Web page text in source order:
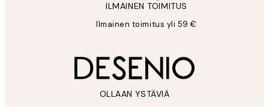
ILMAINEN TOIMITUS
Ilmainen toimitus yli 59 €
OLLAAN YSTÄVIÄ